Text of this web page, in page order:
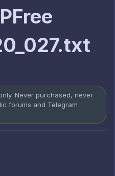
Never purchased, never
forums and Telegram